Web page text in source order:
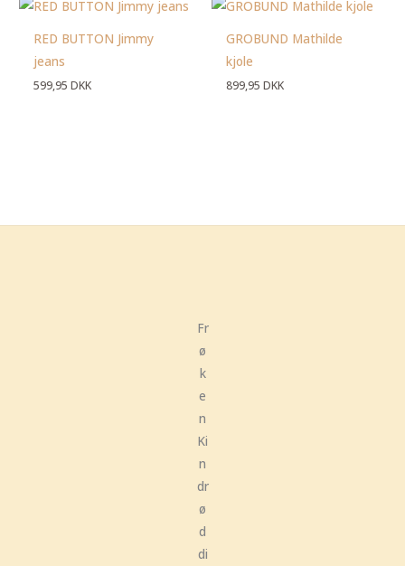
RED BUTTON Jimmy
jeans
599,95DKK
GROBUND Mathilde
kjole
899,95DKK
Fr
ø
k
e
n
Ki
n
dr
ø
d
di